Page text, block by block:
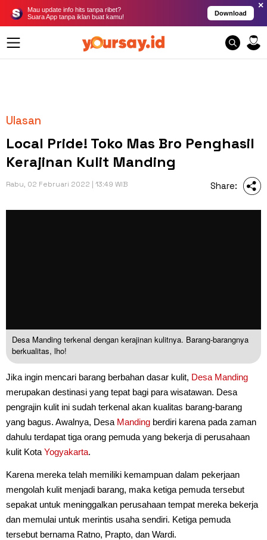
Mau update info hits tanpa ribet?
Suara App tanpa iklan buat kamu!
Download
×
Ulasan
Local Pride! Toko Mas Bro Penghasil
Kerajinan Kulit Manding
Rabu, 02 Februari 2022 | 13:49 WIB Share:
Desa Manding terkenal dengan kerajinan kulitnya. Barang-barangnya
berkualitas, lho!
Jika ingin mencari barang berbahan dasar kulit, Desa Manding
merupakan destinasi yang tepat bagi para wisatawan. Desa
pengrajin kulit ini sudah terkenal akan kualitas barang-barang
yang bagus. Awalnya, Desa Manding berdiri karena pada zaman
dahulu terdapat tiga orang pemuda yang bekerja di perusahaan
kulit Kota Yogyakarta.
Karena mereka telah memiliki kemampuan dalam pekerjaan
mengolah kulit menjadi barang, maka ketiga pemuda tersebut
sepakat untuk meninggalkan perusahaan tempat mereka bekerja
dan memulai untuk merintis usaha sendiri. Ketiga pemuda
tersebut bernama Ratno, Prapto, dan Wardi.